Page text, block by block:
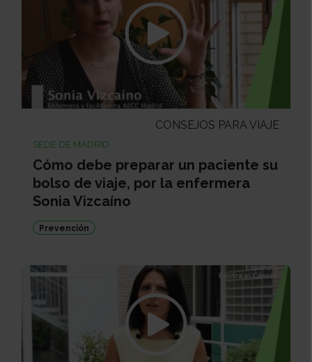
CONSEJOS PARA VIAJE
SEDE DE MADRID
Cómo debe preparar un paciente su
bolso de viaje, por la enfermera
Sonia Vizcaíno
Prevención